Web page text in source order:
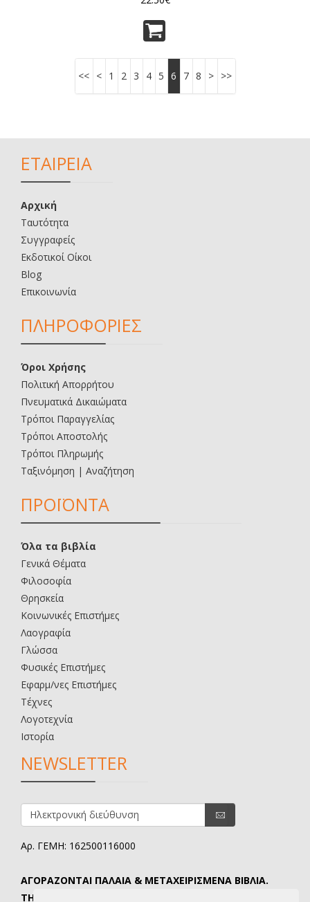
<< < 1 2 3 4 5 6 7 8 > >>
ΕΤΑΙΡΕΙΑ
Αρχική
Ταυτότητα
Συγγραφείς
Εκδοτικοί Οίκοι
Blog
Επικοινωνία
ΠΛΗΡΟΦΟΡΙΕΣ
Όροι Χρήσης
Πολιτική Απορρήτου
Πνευματικά Δικαιώματα
Τρόποι Παραγγελίας
Τρόποι Αποστολής
Τρόποι Πληρωμής
Ταξινόμηση | Αναζήτηση
ΠΡΟΪΟΝΤΑ
Όλα τα βιβλία
Γενικά Θέματα
Φιλοσοφία
Θρησκεία
Κοινωνικές Επιστήμες
Λαογραφία
Γλώσσα
Φυσικές Επιστήμες
Εφαρμ/νες Επιστήμες
Τέχνες
Λογοτεχνία
Ιστορία
NEWSLETTER
Αρ. ΓΕΜΗ: 162500116000
ΑΓΟΡΑΖΟΝΤΑΙ ΠΑΛΑΙΑ & ΜΕΤΑΧΕΙΡΙΣΜΕΝΑ ΒΙΒΛΙΑ.
ΤΗΛ. ΕΠΙΚΟΙΝΩΝΙΑΣ: 6907645346.